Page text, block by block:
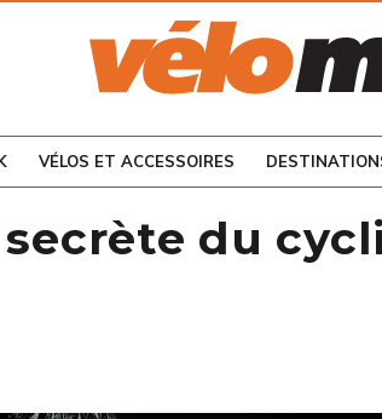
VÉLOS ET ACCESSOIRES
CONSULTEZ LES
secrète du